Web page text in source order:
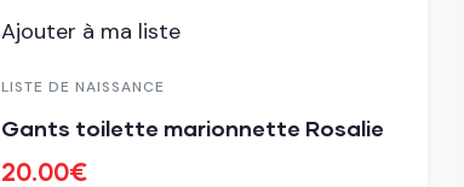
Ajouter à ma liste
LISTE DE NAISSANCE
Gants toilette marionnette Rosalie
20.00€